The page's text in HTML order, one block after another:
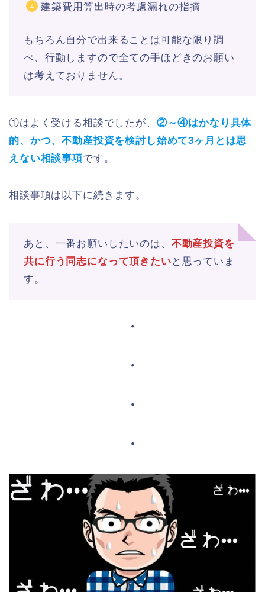
建築費用算出時の考慮漏れの指摘
もちろん自分で出来ることは可能な限り調
べ、行動しますので全ての手ほどきのお願い
は考えておりません。
①はよく受ける相談でしたが、 ②～④はかなり具体
的、かつ、不動産投資を検討し始めて3ヶ月とは思
えない相談事項です。
相談事項は以下に続きます。
あと、一番お願いしたいのは、 不動産投資を
共に行う同志になって頂きたい と思っていま
す。
・
・
・
・